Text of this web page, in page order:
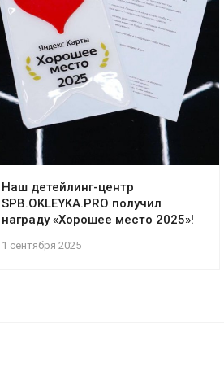
1 сентября 2025
Наш детейлинг-центр
SPB.OKLEYKA.PRO получил
награду «Хорошее место 2025»!